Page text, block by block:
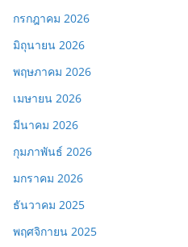
กรกฎาคม 2026
มิถุนายน 2026
พฤษภาคม 2026
เมษายน 2026
มีนาคม 2026
กุมภาพันธ์ 2026
มกราคม 2026
ธันวาคม 2025
พฤศจิกายน 2025